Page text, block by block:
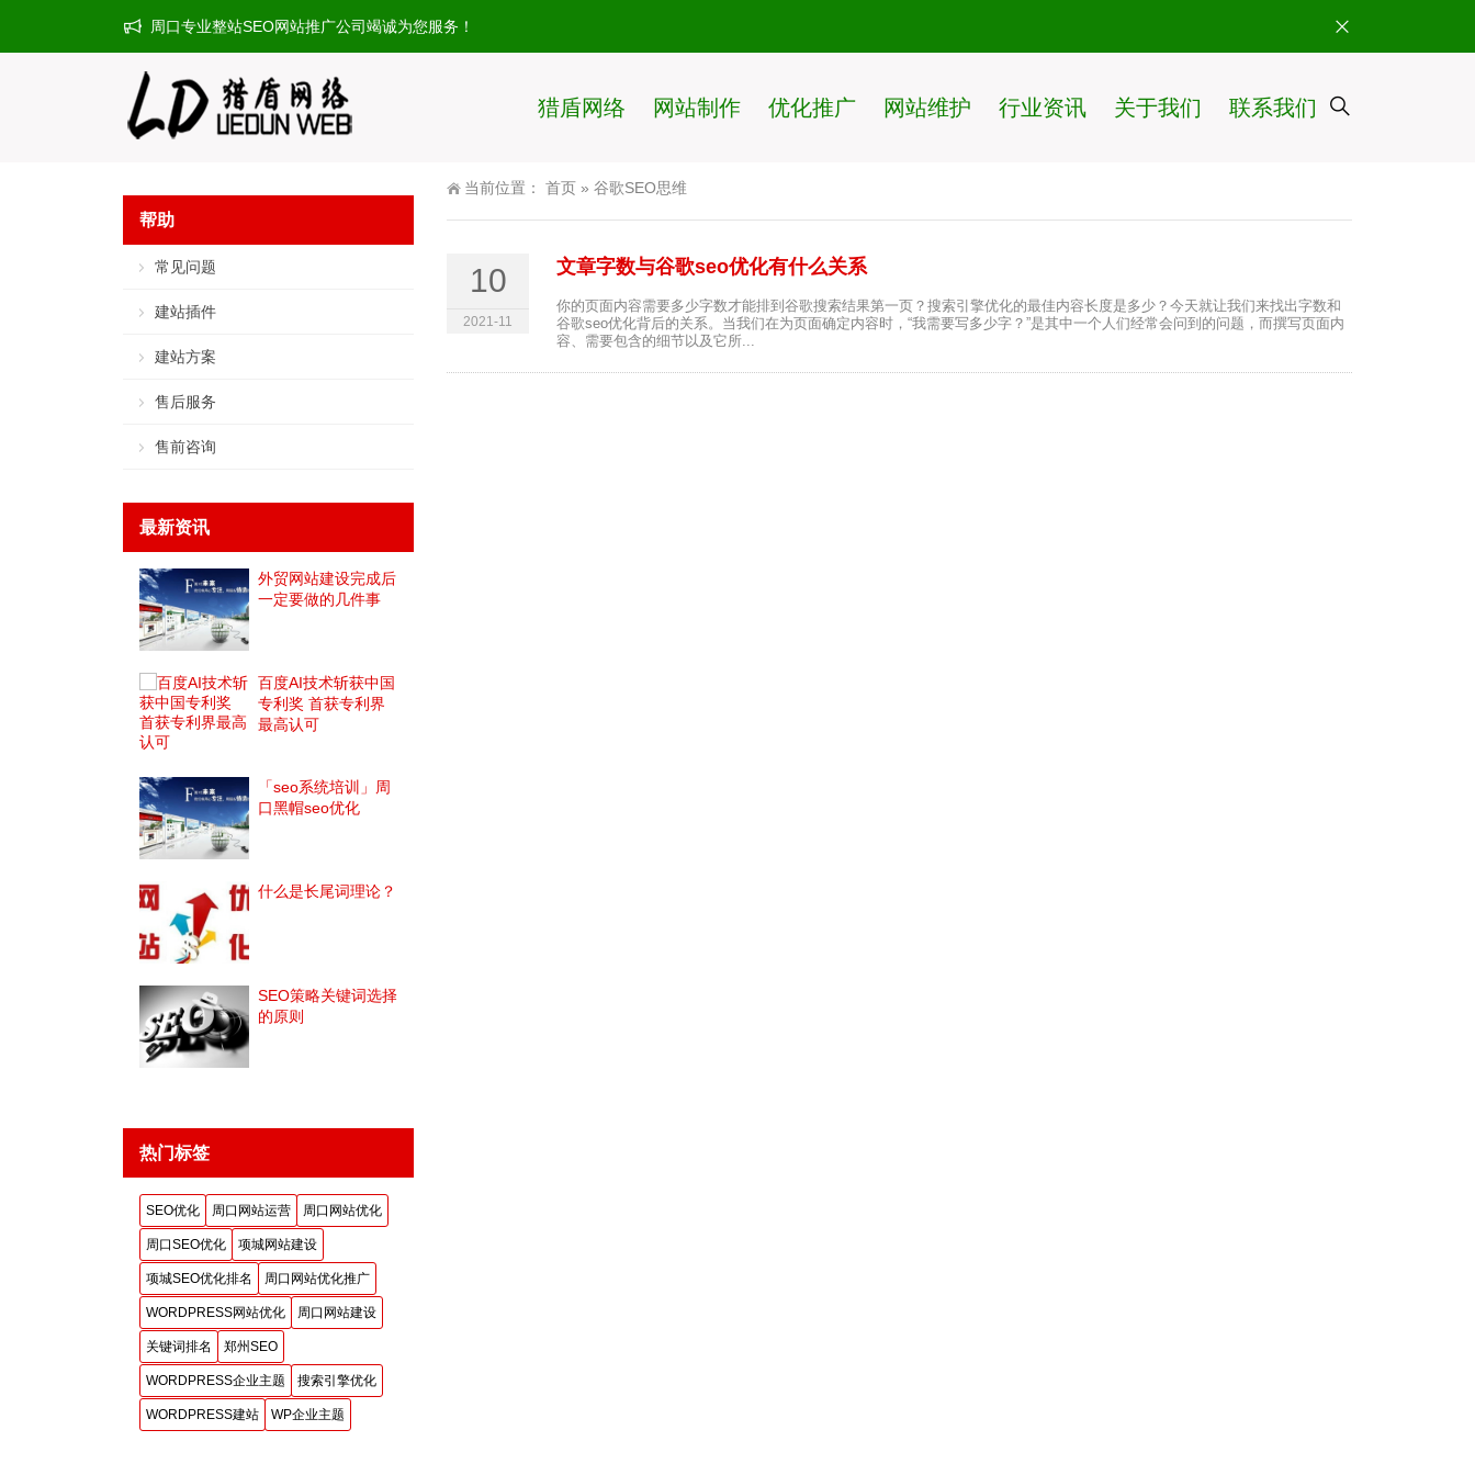
周口专业整站SEO网站推广公司竭诚为您服务！
猎盾网络 网站制作 优化推广 网站维护 行业资讯 关于我们 联系我们
当前位置： 首页 » 谷歌SEO思维
10
2021-11
文章字数与谷歌seo优化有什么关系
你的页面内容需要多少字数才能排到谷歌搜索结果第一页？搜索引擎优化的最佳内容长度是多少？今天就让我们来找出字数和
谷歌seo优化背后的关系。当我们在为页面确定内容时，“我需要写多少字？”是其中一个人们经常会问到的问题，而撰写页面内
容、需要包含的细节以及它所...
帮助
常见问题
建站插件
建站方案
售后服务
售前咨询
最新资讯
外贸网站建设完成后
一定要做的几件事
百度AI技术斩获中国
专利奖 首获专利界
最高认可
「seo系统培训」周
口黑帽seo优化
什么是长尾词理论？
SEO策略关键词选择
的原则
热门标签
SEO优化 周口网站运营 周口网站优化
周口SEO优化 项城网站建设
项城SEO优化排名 周口网站优化推广
WORDPRESS网站优化 周口网站建设
关键词排名 郑州SEO
WORDPRESS企业主题 搜索引擎优化
WORDPRESS建站 WP企业主题